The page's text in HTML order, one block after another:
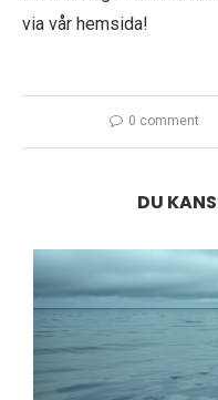
via vår hemsida!
0 comment
DU